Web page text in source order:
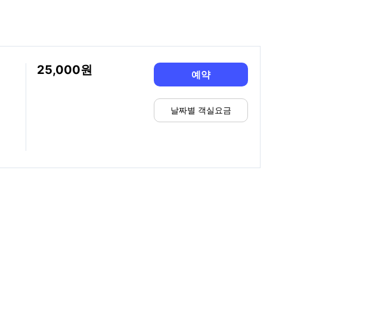
25,000 예약
날짜별 객실요금